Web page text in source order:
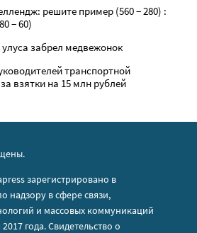
решите пример (560 − 280) :
− 60)
улуса забрел медвежонок
транспортной
взятки на 15 млн рублей
зарегистрировано в
надзору в сфере связи,
и массовых коммуникаций
года. Свидетельство о